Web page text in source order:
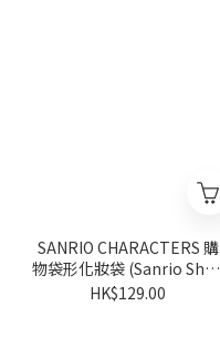
SANRIO CHARACTERS 購
物袋形化妝袋 (Sanrio Shop
週年系列)
HK$129.00